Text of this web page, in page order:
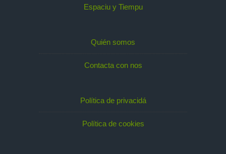
Espaciu y Tiempu
Quién somos
Contacta con nos
Política de privacidá
Política de cookies